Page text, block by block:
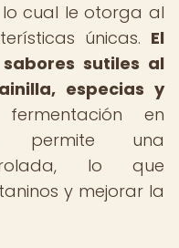
cual le otorga al
únicas. El
sutiles al
especias y
en
permite una
lo que
y mejorar la